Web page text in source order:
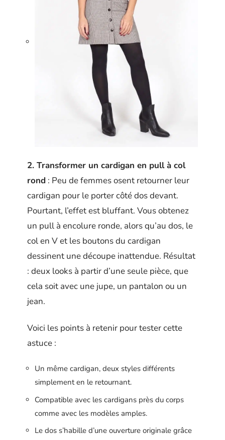
2. Transformer un cardigan en pull à col
rond : Peu de femmes osent retourner leur
cardigan pour le porter côté dos devant.
Pourtant, l’effet est bluffant. Vous obtenez
un pull à encolure ronde, alors qu’au dos, le
col en V et les boutons du cardigan
dessinent une découpe inattendue. Résultat
: deux looks à partir d’une seule pièce, que
cela soit avec une jupe, un pantalon ou un
jean.
Voici les points à retenir pour tester cette
astuce :
Un même cardigan, deux styles différents
simplement en le retournant.
Compatible avec les cardigans près du corps
comme avec les modèles amples.
Le dos s’habille d’une ouverture originale grâce